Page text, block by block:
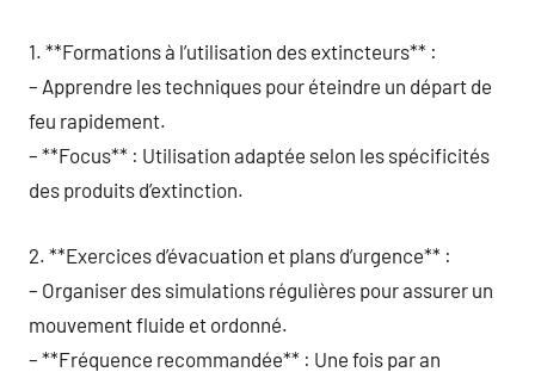
1. **Formations à l’utilisation des extincteurs** :
– Apprendre les techniques pour éteindre un départ de
feu rapidement.
– **Focus** : Utilisation adaptée selon les spécificités
des produits d’extinction.
2. **Exercices d’évacuation et plans d’urgence** :
– Organiser des simulations régulières pour assurer un
mouvement fluide et ordonné.
– **Fréquence recommandée** : Une fois par an